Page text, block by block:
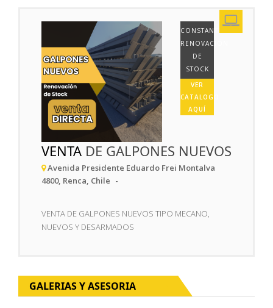
CONSTANTE
RENOVACIÓN
DE
STOCK
VER
CATALOGO
AQUÍ
VENTA DE GALPONES NUEVOS
Avenida Presidente Eduardo Frei Montalva
4800, Renca, Chile
VENTA DE GALPONES NUEVOS TIPO MECANO,
NUEVOS Y DESARMADOS
GALERIAS Y ASESORIA